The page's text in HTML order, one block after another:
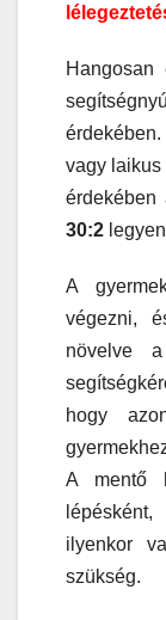
vagy laikus
érdekében
30:2
A
végezni,
növelve
hogy
A mentő
ilyenkor
szükség.